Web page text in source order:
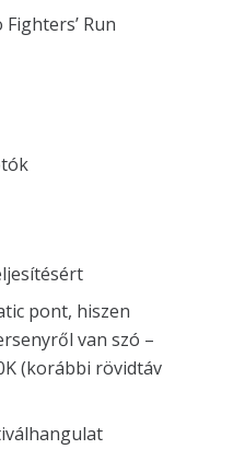
Run
pont, hiszen
van szó –
(korábbi rövidtáv